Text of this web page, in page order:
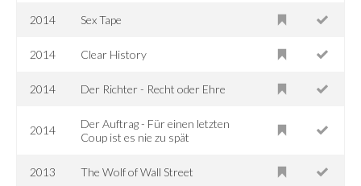
2014 Sex Tape
2014 Clear History
2014 Der Richter - Recht oder Ehre
2014
Der Auftrag - Für einen letzten
Coup ist es nie zu spät
2013 The Wolf of Wall Street